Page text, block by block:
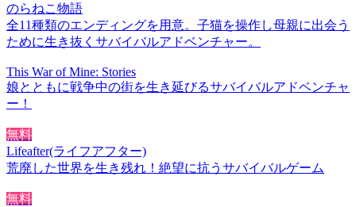
のらねこ物語
全11種類のエンディングを用意。子猫を操作し母親に出会う
ために生き抜くサバイバルアドベンチャー。
This War of Mine: Stories
娘とともに戦争中の街を生き延びるサバイバルアドベンチャ
ー！
無料
Lifeafter(ライフアフター)
荒廃した世界を生き残れ！絶望に抗うサバイバルゲーム
無料